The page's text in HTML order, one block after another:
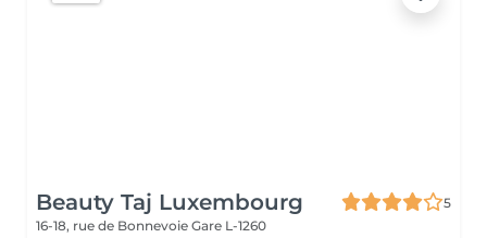
Beauty Taj Luxembourg
5
16-18, rue de Bonnevoie Gare L-1260